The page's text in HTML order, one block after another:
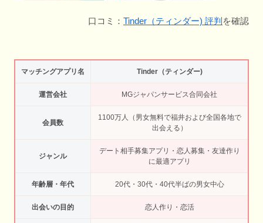
口コミ： Tinder（ティンダー) 評判 を確認
マッチングアプリ名 Tinder（ティンダー)
運営会社 MGジャパンサービス合同会社
会員数
1100万人（男女無料で福井および全国各地で
出会える）
ジャンル
デート相手募集アプリ・恋人募集・友達作り
に最適アプリ
年齢層・年代 20代・30代・40代半ばの男女中心
出会いの目的 恋人作り・恋活